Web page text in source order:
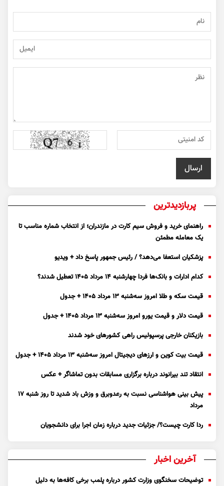
پربازدیدترین
راهنمای خرید و فروش سیم کارت در مازندران؛ از انتخاب شماره مناسب تا
یک معامله مطمئن
پزشکیان استعفا می‌دهد؟ / رئیس جمهور پاسخ داد + ویدیو
کدام ادارات و بانک‌ها فردا چهارشنبه ۱۴ مرداد ۱۴۰۵ تعطیل شدند؟
قیمت سکه و طلا امروز سه‌شنبه ۱۳ مرداد ۱۴۰۵ + جدول
قیمت دلار و قیمت یورو امروز سه‌شنبه ۱۳ مرداد ۱۴۰۵ + جدول
بازیکنان خارجی پرسپولیس راهی کشور‌های خود شدند
قیمت بیت کوین و ارز‌های دیجیتال امروز سه‌شنبه ۱۳ مرداد ۱۴۰۵ + جدول
انتقاد تند بیرانوند درباره برگزاری مسابقات بدون تماشاگر + عکس
پیش بینی هواشناسی نسبت به رعدوبرق و وزش باد شدید تا روز شنبه ۱۷
مرداد
ردا کارت چیست؟/ جزئیات جدید درباره زمان اجرا برای دانشجویان
آخرین اخبار
توضیحات سخنگوی وزارت کشور درباره پلمب برخی کافه‌ها به دلیل